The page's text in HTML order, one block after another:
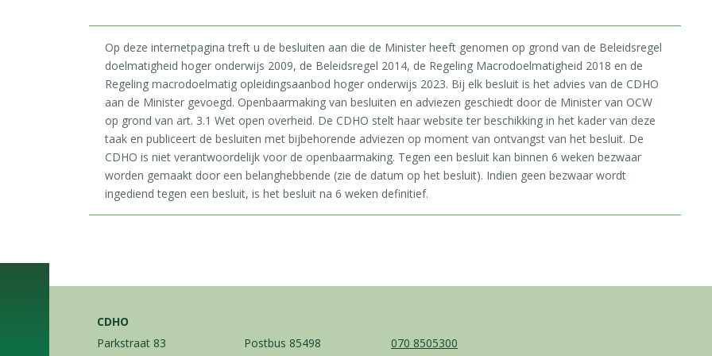
Op deze internetpagina treft u de besluiten aan die de Minister heeft genomen op grond van de Beleidsregel
doelmatigheid hoger onderwijs 2009, de Beleidsregel 2014, de Regeling Macrodoelmatigheid 2018 en de
Regeling macrodoelmatig opleidingsaanbod hoger onderwijs 2023. Bij elk besluit is het advies van de CDHO
aan de Minister gevoegd. Openbaarmaking van besluiten en adviezen geschiedt door de Minister van OCW
op grond van art. 3.1 Wet open overheid. De CDHO stelt haar website ter beschikking in het kader van deze
taak en publiceert de besluiten met bijbehorende adviezen op moment van ontvangst van het besluit. De
CDHO is niet verantwoordelijk voor de openbaarmaking. Tegen een besluit kan binnen 6 weken bezwaar
worden gemaakt door een belanghebbende (zie de datum op het besluit). Indien geen bezwaar wordt
ingediend tegen een besluit, is het besluit na 6 weken definitief.
CDHO
Parkstraat 83
Postbus 85498 070 8505300